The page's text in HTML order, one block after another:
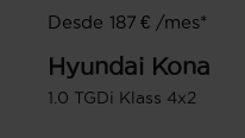
Desde 187 € /mes*
Hyundai Kona
1.0 TGDi Klass 4x2